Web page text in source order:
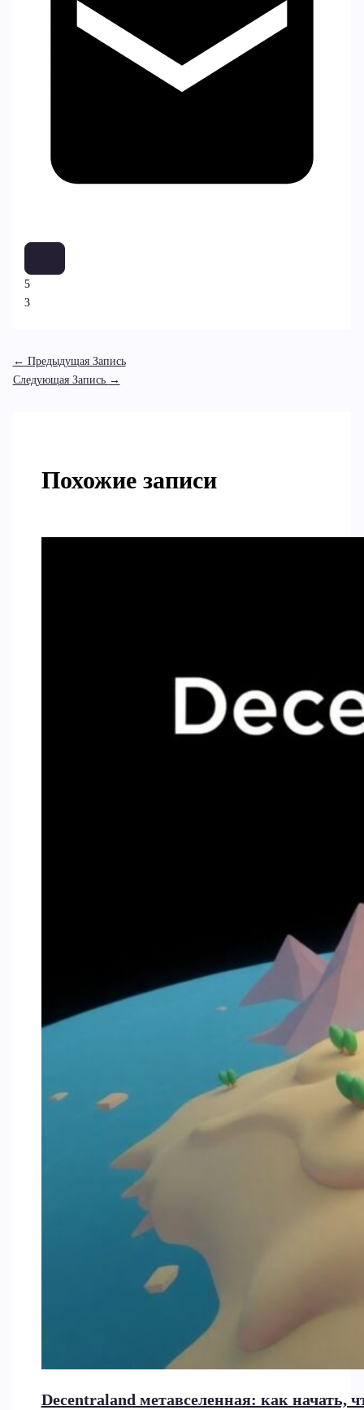
5
3
← Предыдущая Запись
Следующая Запись →
Похожие записи
Decentraland метавселенная: как начать,